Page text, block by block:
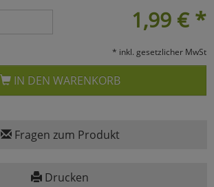
1,99 € *
* inkl. gesetzlicher MwSt
IN DEN WARENKORB
Fragen zum Produkt
Drucken
zurück
zu Haupptseite